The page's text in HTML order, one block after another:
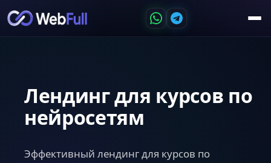
Лендинг для курсов по
нейросетям
Эффективный лендинг для курсов по